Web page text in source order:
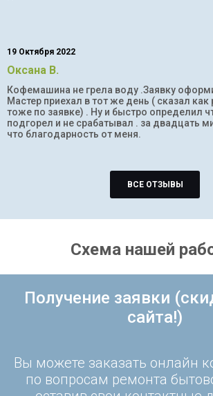
19 Октября 2022
Оксана В.
Кофемашина не грела воду .Заявку
Мастер приехал в тот же день ( сказал
тоже по заявке) . Ну и быстро определил
подгорел и не срабатывал . за двадцать
что благодарность от меня.
ВСЕ ОТЗЫВЫ
Схема нашей
Получение заявки
сайта!)
Вы можете заказать онлайн
по вопросам ремонта